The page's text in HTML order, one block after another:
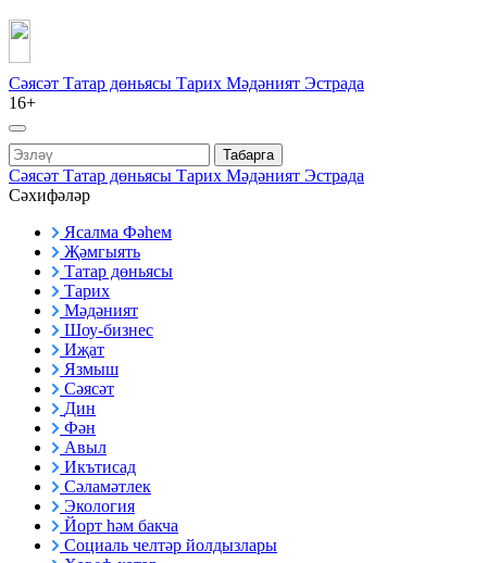
Сәясәт Татар дөньясы Тарих Мәдәният Эстрада
16+
Табарга
Сәясәт Татар дөньясы Тарих Мәдәният Эстрада
Сәхифәләр
Ясалма Фәһем
Җәмгыять
Татар дөньясы
Тарих
Мәдәният
Шоу-бизнес
Иҗат
Язмыш
Сәясәт
Дин
Фән
Авыл
Икътисад
Сәламәтлек
Экология
Йорт һәм бакча
Социаль челтәр йолдызлары